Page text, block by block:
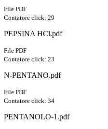
File PDF
Contatore click: 29
PEPSINA HCl.pdf
File PDF
Contatore click: 23
N-PENTANO.pdf
File PDF
Contatore click: 34
PENTANOLO-1.pdf